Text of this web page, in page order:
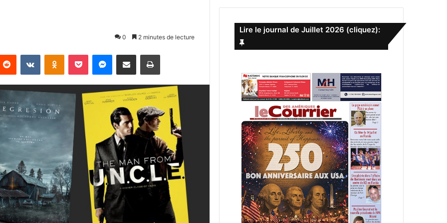
0 2 minutes de lecture
c
h
:
Lire le journal de Juillet 2026 (cliquez):